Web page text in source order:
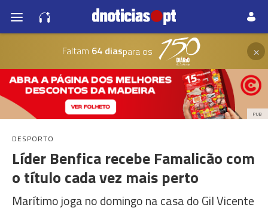
Faltam 64 diaspara os ×
PUB
DESPORTO
Líder Benfica recebe Famalicão com
o título cada vez mais perto
Marítimo joga no domingo na casa do Gil Vicente